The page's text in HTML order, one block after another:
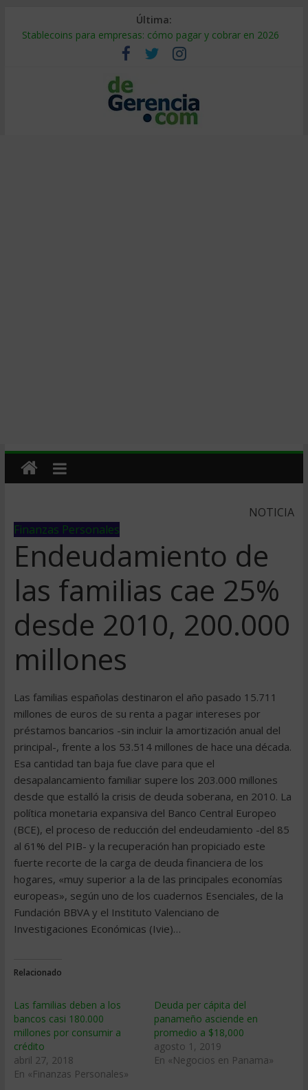
Última:
Stablecoins para empresas: cómo pagar y cobrar en 2026
Despido silencioso: qué es y por qué sale tan caro
IA en selección de personal: cómo auditarla a tiempo
Trabajo forzoso en la cadena de suministro: qué hacer
Mercado hispano de EE. UU.: cómo segmentarlo y venderle
NOTICIA
Finanzas Personales
Endeudamiento de
las familias cae 25%
desde 2010, 200.000
millones
Las familias españolas destinaron el año pasado 15.711
millones de euros de su renta a pagar intereses por
préstamos bancarios -sin incluir la amortización anual del
principal-, frente a los 53.514 millones de hace una década.
Esa cantidad tan baja fue clave para que el
desapalancamiento familiar supere los 203.000 millones
desde que estalló la crisis de deuda soberana, en 2010. La
política monetaria expansiva del Banco Central Europeo
(BCE), el proceso de reducción del endeudamiento -del 85
al 61% del PIB- y la recuperación han propiciado este
fuerte recorte de la carga de deuda financiera de los
hogares, «muy superior a la de las principales economías
europeas», según uno de los cuadernos Esenciales, de la
Fundación BBVA y el Instituto Valenciano de
Investigaciones Económicas (Ivie)…
Relacionado
Las familias deben a los
bancos casi 180.000
millones por consumir a
crédito
abril 27, 2018
En «Finanzas Personales»
Deuda per cápita del
panameño asciende en
promedio a $18,000
agosto 1, 2019
En «Negocios en Panama»